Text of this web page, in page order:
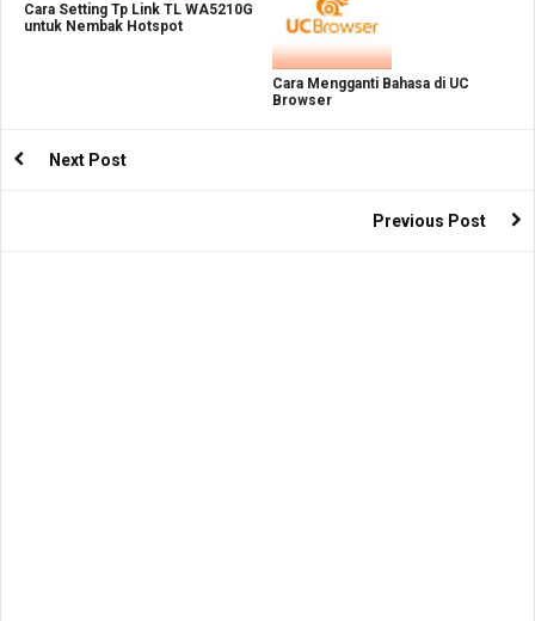
Cara Setting Tp Link TL WA5210G
untuk Nembak Hotspot
Cara Mengganti Bahasa di UC
Browser
Next Post
Previous Post